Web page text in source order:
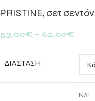
PRISTINE, σετ
53,00€ – 62,00€
ΔΙΆΣΤΑΣΗ
ΝΑΙ